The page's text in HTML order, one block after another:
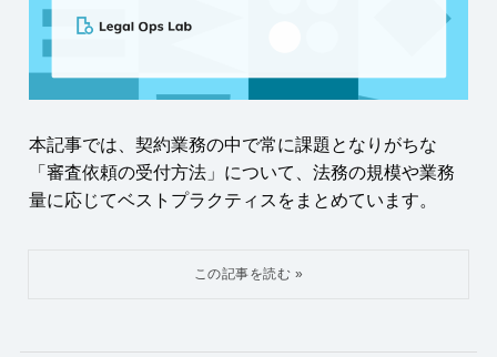
本記事では、契約業務の中で常に課題となりがちな
「審査依頼の受付方法」について、法務の規模や業務
量に応じてベストプラクティスをまとめています。